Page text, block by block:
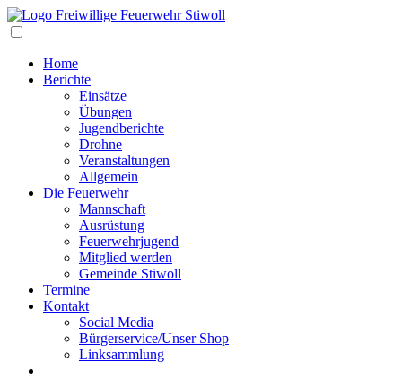
Home
Berichte
Einsätze
Übungen
Jugendberichte
Drohne
Veranstaltungen
Allgemein
Die Feuerwehr
Mannschaft
Ausrüstung
Feuerwehrjugend
Mitglied werden
Gemeinde Stiwoll
Termine
Kontakt
Social Media
Bürgerservice/Unser Shop
Linksammlung